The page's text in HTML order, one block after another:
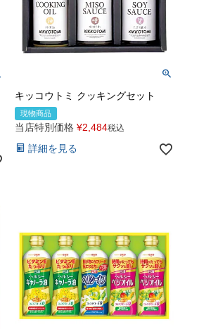
キッコウトミ クッキングセット
現物商品
当店特別価格 ¥2,484税込
詳細を見る